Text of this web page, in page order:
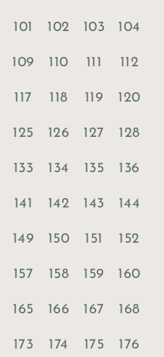
101 102 103 104
109 110 111 112
117 118 119 120
125 126 127 128
133 134 135 136
141 142 143 144
149 150 151 152
157 158 159 160
165 166 167 168
173 174 175 176